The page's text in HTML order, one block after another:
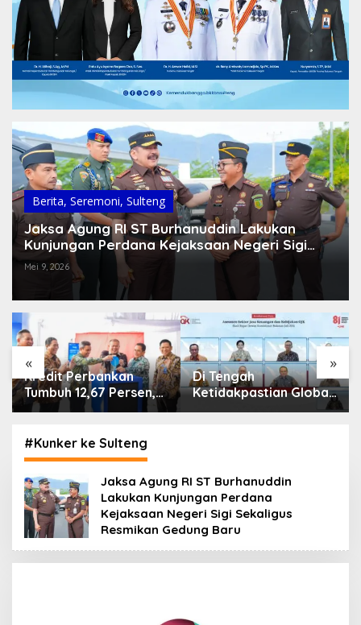
Berita, Seremoni, Sulteng
Jaksa Agung RI ST Burhanuddin Lakukan
Kunjungan Perdana Kejaksaan Negeri Sigi
Sekaligus Resmikan Gedung Baru
Mei 9, 2026
« »
Di Tengah
Ketidakpastian Global,
OJK Pastikan
Keuangan Tetap
Terjaga
IHSG Menguat, Jumlah
Investor Pasar Modal
Tembus 30 Juta per
#Kunker ke Sulteng
Jaksa Agung RI ST Burhanuddin
Lakukan Kunjungan Perdana
Kejaksaan Negeri Sigi Sekaligus
Resmikan Gedung Baru